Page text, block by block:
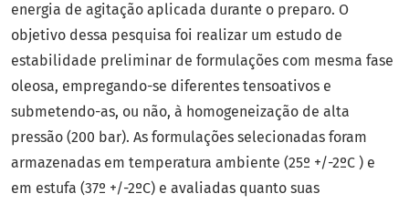
energia de agitação aplicada durante o preparo. O
objetivo dessa pesquisa foi realizar um estudo de
estabilidade preliminar de formulações com mesma fase
oleosa, empregando-se diferentes tensoativos e
submetendo-as, ou não, à homogeneização de alta
pressão (200 bar). As formulações selecionadas foram
armazenadas em temperatura ambiente (25º +/-2ºC ) e
em estufa (37º +/-2ºC) e avaliadas quanto suas